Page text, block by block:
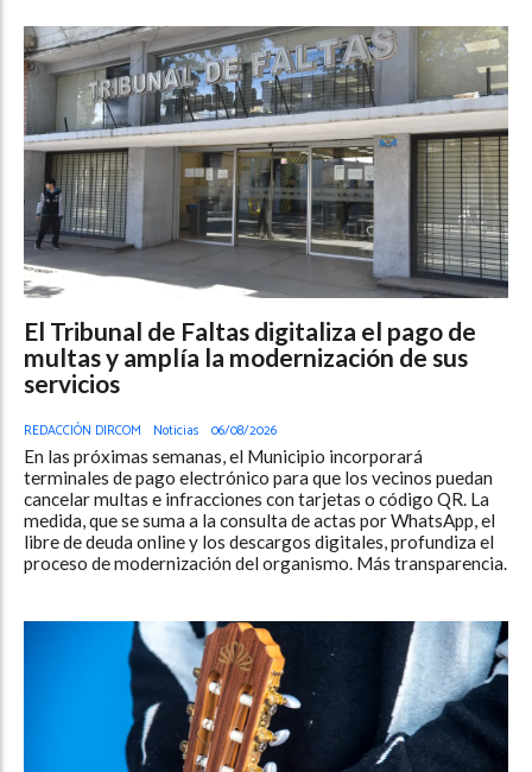
El Tribunal de Faltas digitaliza el pago de
multas y amplía la modernización de sus
servicios
REDACCIÓN DIRCOM Noticias 06/08/2026
En las próximas semanas, el Municipio incorporará
terminales de pago electrónico para que los vecinos puedan
cancelar multas e infracciones con tarjetas o código QR. La
medida, que se suma a la consulta de actas por WhatsApp, el
libre de deuda online y los descargos digitales, profundiza el
proceso de modernización del organismo. Más transparencia.